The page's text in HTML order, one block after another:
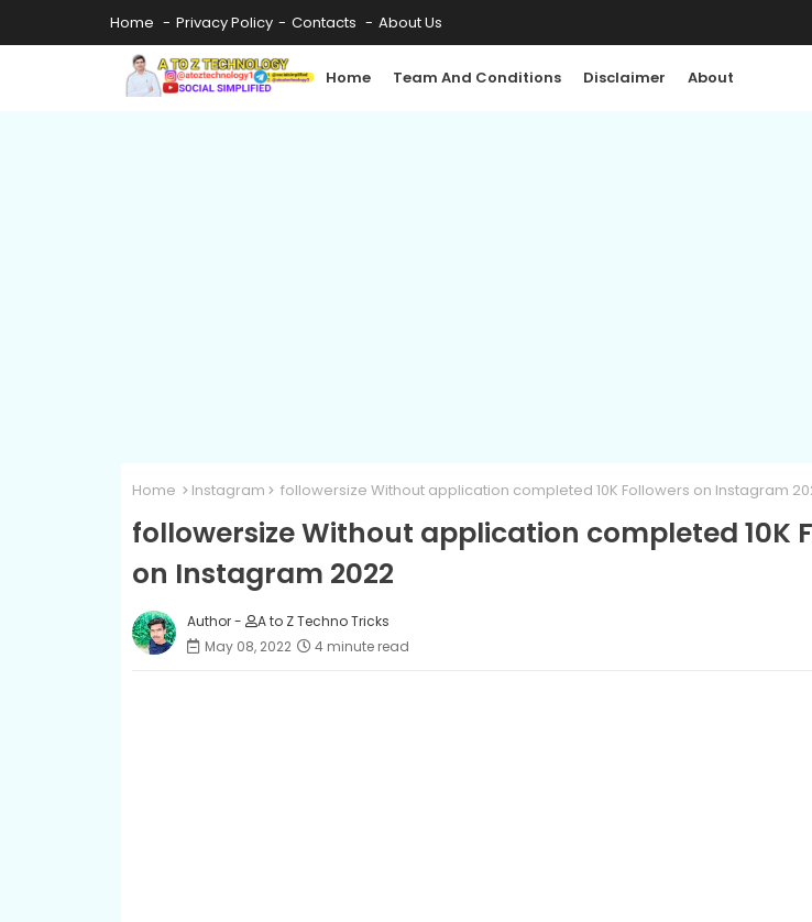
Home Privacy Policy Contacts About Us
Home Team And Conditions Disclaimer About
Home Instagram followersize Without application completed 10K Followers on Instagram
followersize Without application completed 10K
on Instagram 2022
Author -
A to Z Techno Tricks
May 08, 2022
4 minute read